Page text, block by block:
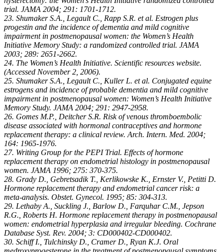
trial. JAMA 2004; 291: 1701-1712.
23. Shumaker S.A., Legault C., Rapp S.R. et al. Estrogen plus
progestin and the incidence of dementia and mild cognitive
impairment in postmenopausal women: the Women’s Health
Initiative Memory Study: a randomized controlled trial. JAMA
2003; 289: 2651-2662.
24. The Women’s Health Initiative. Scientific resources website.
(Accessed November 2, 2006).
25. Shumaker S.A., Legault C., Kuller L. et al. Conjugated equine
estrogens and incidence of probable dementia and mild cognitive
impairment in postmenopausal women: Women’s Health Initiative
Memory Study. JAMA 2004; 291: 2947-2958.
26. Gomes M.P., Deitcher S.R. Risk of venous thromboembolic
disease associated with hormonal contraceptives and hormone
replacement therapy: a clinical review. Arch. Intern. Med. 2004;
164: 1965-1976.
27. Writing Group for the PEPI Trial. Effects of hormone
replacement therapy on endometrial histology in postmenopausal
women. JAMA 1996; 275: 370-375.
28. Grady D., Gebretsadik T., Kerlikowske K., Ernster V., Petitti D.
Hormone replacement therapy and endometrial cancer risk: a
meta-analysis. Obstet. Gynecol. 1995; 85: 304-313.
29. Lethaby A., Suckling J., Barlow D., Farquhar C.M., Jepson
R.G., Roberts H. Hormone replacement therapy in postmenopausal
women: endometrial hyperplasia and irregular bleeding. Cochrane
Database Syst. Rev. 2004; 3: CD000402-CD000402.
30. Schiff I., Tulchinsky D., Cramer D., Ryan K.J. Oral